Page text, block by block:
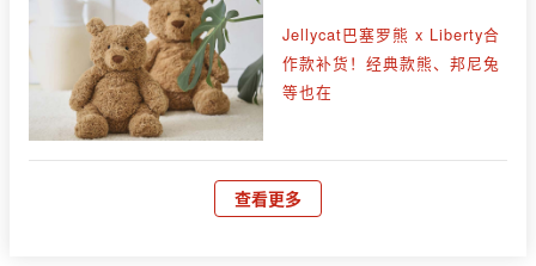
Jellycat巴塞罗熊 x Liberty合
作款补货！经典款熊、邦尼兔
等也在
查看更多